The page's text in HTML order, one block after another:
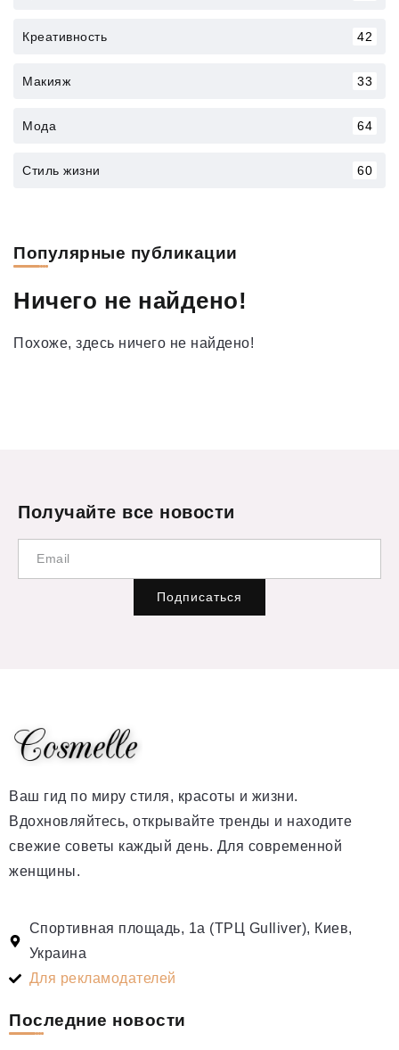
Креативность 42
Макияж 33
Мода 64
Стиль жизни 60
Популярные публикации
Ничего не найдено!
Похоже, здесь ничего не найдено!
Получайте все новости
Подписаться
Ваш гид по миру стиля, красоты и жизни.
Вдохновляйтесь, открывайте тренды и находите
свежие советы каждый день. Для современной
женщины.
Спортивная площадь, 1а (ТРЦ Gulliver), Киев,
Украина
Для рекламодателей
Последние новости